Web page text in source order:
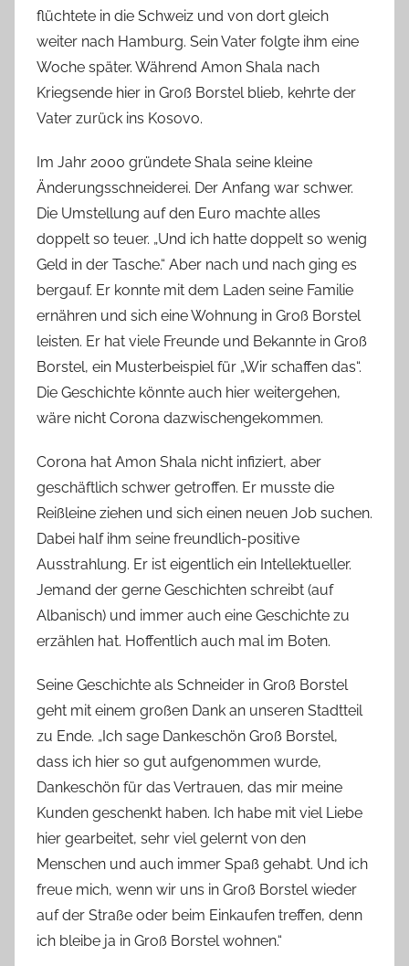
flüchtete in die Schweiz und von dort gleich
weiter nach Hamburg. Sein Vater folgte ihm eine
Woche später. Während Amon Shala nach
Kriegsende hier in Groß Borstel blieb, kehrte der
Vater zurück ins Kosovo.
Im Jahr 2000 gründete Shala seine kleine
Änderungsschneiderei. Der Anfang war schwer.
Die Umstellung auf den Euro machte alles
doppelt so teuer. „Und ich hatte doppelt so wenig
Geld in der Tasche.“ Aber nach und nach ging es
bergauf. Er konnte mit dem Laden seine Familie
ernähren und sich eine Wohnung in Groß Borstel
leisten. Er hat viele Freunde und Bekannte in Groß
Borstel, ein Musterbeispiel für „Wir schaffen das“.
Die Geschichte könnte auch hier weitergehen,
wäre nicht Corona dazwischengekommen.
Corona hat Amon Shala nicht infiziert, aber
geschäftlich schwer getroffen. Er musste die
Reißleine ziehen und sich einen neuen Job suchen.
Dabei half ihm seine freundlich-positive
Ausstrahlung. Er ist eigentlich ein Intellektueller.
Jemand der gerne Geschichten schreibt (auf
Albanisch) und immer auch eine Geschichte zu
erzählen hat. Hoffentlich auch mal im Boten.
Seine Geschichte als Schneider in Groß Borstel
geht mit einem großen Dank an unseren Stadtteil
zu Ende. „Ich sage Dankeschön Groß Borstel,
dass ich hier so gut aufgenommen wurde,
Dankeschön für das Vertrauen, das mir meine
Kunden geschenkt haben. Ich habe mit viel Liebe
hier gearbeitet, sehr viel gelernt von den
Menschen und auch immer Spaß gehabt. Und ich
freue mich, wenn wir uns in Groß Borstel wieder
auf der Straße oder beim Einkaufen treffen, denn
ich bleibe ja in Groß Borstel wohnen.“